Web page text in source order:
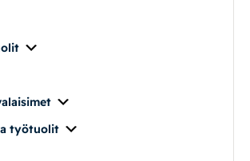
ja työtuolit
työtuolit